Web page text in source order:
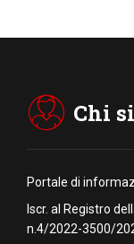
Chi
Portale di
Iscr. al Registro
n.4/2022-3500/